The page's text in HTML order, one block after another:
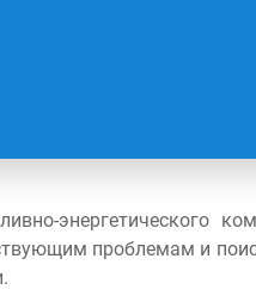
энергетического
проблемам и